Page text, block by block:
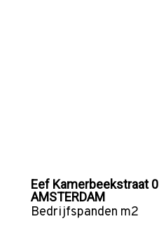
Eef Kamerbeekstraat 0
AMSTERDAM
Bedrijfspanden m2